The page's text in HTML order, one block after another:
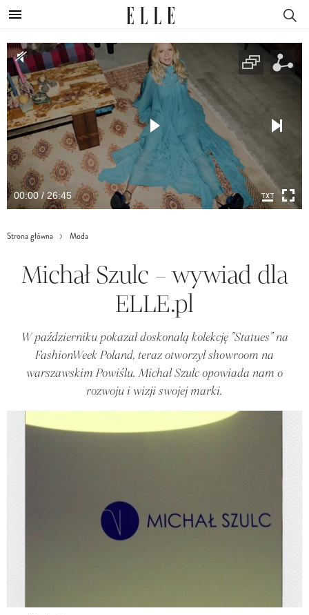
00:00 / 26:45
Strona główna Moda
Michał Szulc – wywiad dla
ELLE.pl
W październiku pokazał doskonałą kolekcję "Statues" na
FashionWeek Poland, teraz otworzył showroom na
warszawskim Powiślu. Michał Szulc opowiada nam o
rozwoju i wizji swojej marki.